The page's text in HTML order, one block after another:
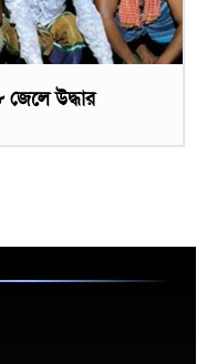
জেলে উদ্ধার